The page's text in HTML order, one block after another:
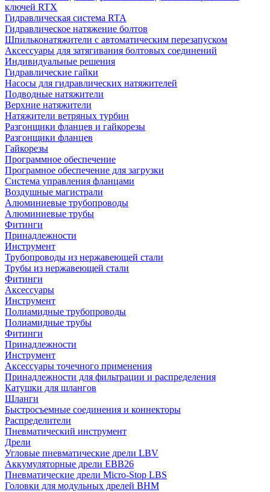
ключей RTX
Гидравлическая система RTA
Гидравлическое натяжение болтов
Шпильконатяжители с автоматическим перезапуском
Аксессуары для затягивания болтовых соединений
Индивидуальные решения
Гидравлические гайки
Насосы для гидравлических натяжителей
Подводные натяжители
Верхние натяжители
Натяжители ветряных турбин
Разгонщики фланцев и гайкорезы
Разгонщики фланцев
Гайкорезы
Программное обеспечение
Програмное обеспечение для загрузки
Система управления фланцами
Воздушные магистрали
Алюминиевые трубопроводы
Алюминиевые трубы
Фитинги
Принадлежности
Инструмент
Трубопроводы из нержавеющей стали
Трубы из нержавеющей стали
Фитинги
Аксессуары
Инструмент
Полиамидные трубопроводы
Полиамидные трубы
Фитинги
Принадлежности
Инструмент
Аксессуары точечного применения
Принадлежности для фильтрации и распределения
Катушки для шлангов
Шланги
Быстросъемные соединения и коннекторы
Распределители
Пневматический инструмент
Дрели
Угловые пневматические дрели LBV
Аккумуляторные дрели EBB26
Пневматические дрели Micro-Stop LBS
Головки для модульных дрелей BHM